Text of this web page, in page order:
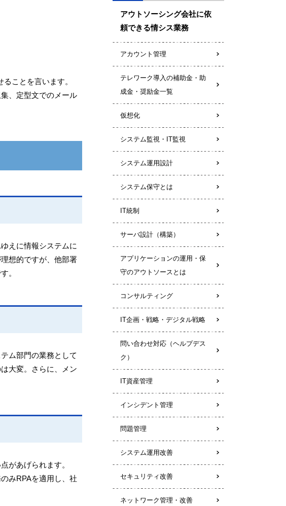
ことを言います。
、定型文でのメール
えに情報システムに
想的ですが、他部署
。
ム部門の業務として
大変。さらに、メン
があげられます。
みRPAを適用し、社
アウトソーシング会社に依
頼できる情シス業務
アカウント管理
テレワーク導入の補助金・助
成金・奨励金一覧
仮想化
システム監視・IT監視
システム運用設計
システム保守とは
IT統制
サーバ設計（構築）
アプリケーションの運用・保
守のアウトソースとは
コンサルティング
IT企画・戦略・デジタル戦略
問い合わせ対応（ヘルプデス
ク）
IT資産管理
インシデント管理
問題管理
システム運用改善
セキュリティ改善
ネットワーク管理・改善